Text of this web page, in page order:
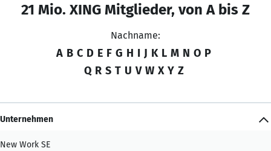
21 Mio. XING Mitglieder, von A bis Z
Nachname:
A B C D E F G H I J K L M N O P
Q R S T U V W X Y Z
Unternehmen
New Work SE